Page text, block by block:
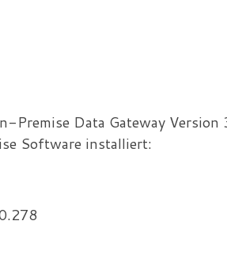
Premise Data Gateway
Software installiert: